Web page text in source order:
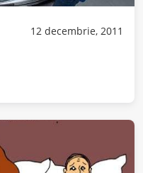
12 decembrie, 2011